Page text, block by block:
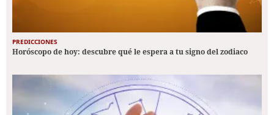
PREDICCIONES
Horóscopo de hoy: descubre qué le espera a tu signo del zodiaco